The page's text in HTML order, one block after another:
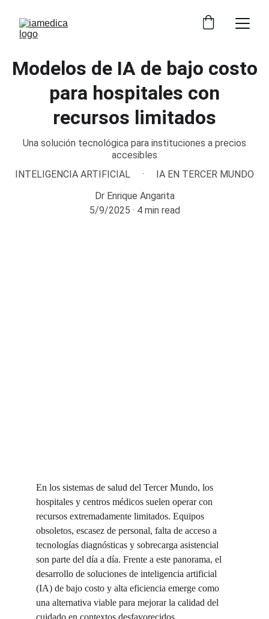
Modelos de IA de bajo costo
para hospitales con
recursos limitados
Una solución tecnológica para instituciones a precios
accesibles
INTELIGENCIA ARTIFICIAL
IA EN TERCER MUNDO
Dr Enrique Angarita
5/9/2025
4 min read
En los sistemas de salud del Tercer Mundo, los
hospitales y centros médicos suelen operar con
recursos extremadamente limitados. Equipos
obsoletos, escasez de personal, falta de acceso a
tecnologías diagnósticas y sobrecarga asistencial
son parte del día a día. Frente a este panorama, el
desarrollo de soluciones de inteligencia artificial
(IA) de bajo costo y alta eficiencia emerge como
una alternativa viable para mejorar la calidad del
cuidado en contextos desfavorecidos.